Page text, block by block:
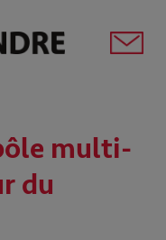
multi-
du